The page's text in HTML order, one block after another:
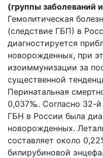
(группы заболеваний
Гемолитическая
(следствие ГБП) в
диагностируется
новорожденных, при
изоиммунизации за
существенной
Перинатальная
0,037‰. Согласно 32-
ГБН в России была
новорожденных.
составляет около
билирубиновой